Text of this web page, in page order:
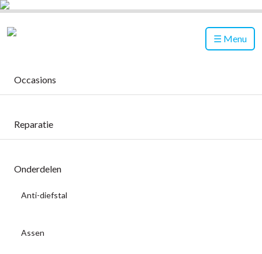
Menu
Occasions
Reparatie
Onderdelen
Anti-diefstal
Assen